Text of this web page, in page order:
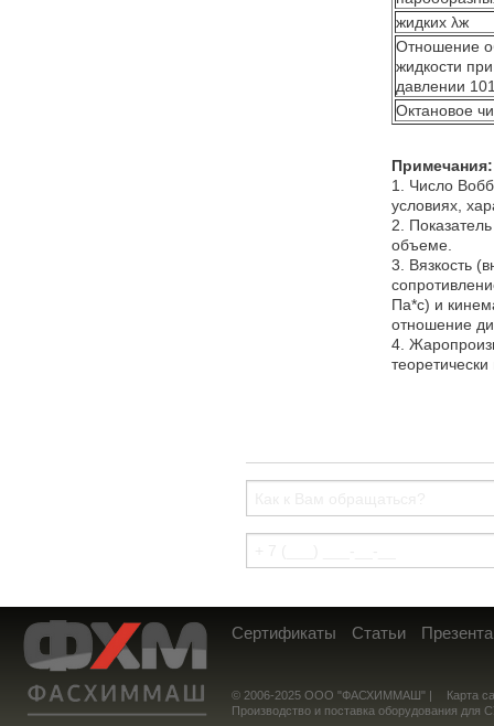
жидких λж
Отношение
жидкости
давлении
Октановое
Примечания:
1. Число
условиях,
2.
объеме.
3. Вязкость
Па*с) и
отношение
4.
Сертификаты Статьи
© 2006-2025 ООО "ФАСХИММАШ" |
Карта
Производство и поставка оборудования для